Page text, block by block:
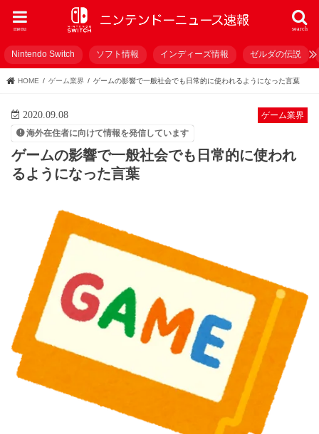
search
menu
Nintendo Switch ソフト情報 インディーズ情報 ゼルダの伝説
HOME ゲーム業界 ゲームの影響で一般社会でも日常的に使われるようになった言葉
ゲーム業界
2020.09.08
海外在住者に向けて情報を発信しています
ゲームの影響で一般社会でも日常的に使われ
るようになった言葉